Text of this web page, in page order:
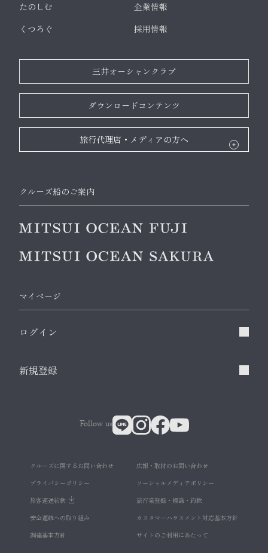
たのしむ
くつろぐ
企業情報
採用情報
三井オーシャンクラブ
ダウンロードコンテンツ
旅行代理店・メディアの方へ
クルーズ船のご案内
マイページ
ログイン
新規登録
クルーズに関するお問い合わせ
広報・取材のお問い合わせ
プライバシーポリシー
ソーシャルメディアポリシー
旅客運送約款
旅行業登録・標識・約款
安全運航への取り組み
カスタマーハラスメント対応基本方針
調達基本方針
サイトのご利用にあたって
Follow us